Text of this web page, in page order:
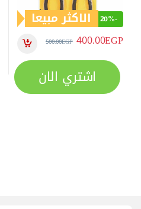
-
20% الاكثر مبيعا
400.00EGP
500.00EGP
اشتري الان